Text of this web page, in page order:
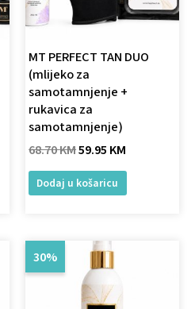
MT PERFECT TAN DUO
(mlijeko za
samotamnjenje +
rukavica za
samotamnjenje)
68.70KM59.95 KM
Dodaj u košaricu
30%
Original
price
was:
71.36 KM.